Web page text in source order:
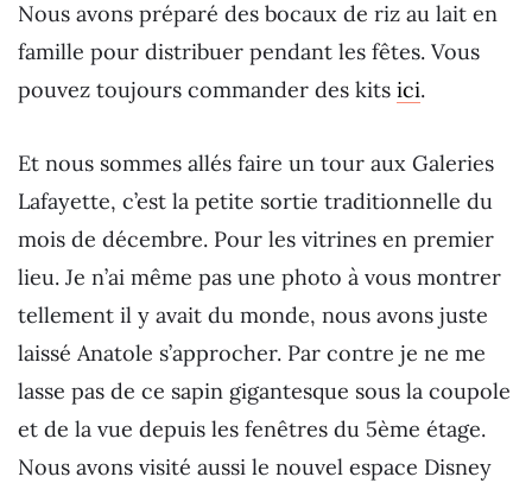
Nous avons préparé des bocaux de riz au lait en
famille pour distribuer pendant les fêtes. Vous
pouvez toujours commander des kits ici.
Et nous sommes allés faire un tour aux Galeries
Lafayette, c’est la petite sortie traditionnelle du
mois de décembre. Pour les vitrines en premier
lieu. Je n’ai même pas une photo à vous montrer
tellement il y avait du monde, nous avons juste
laissé Anatole s’approcher. Par contre je ne me
lasse pas de ce sapin gigantesque sous la coupole
et de la vue depuis les fenêtres du 5ème étage.
Nous avons visité aussi le nouvel espace Disney